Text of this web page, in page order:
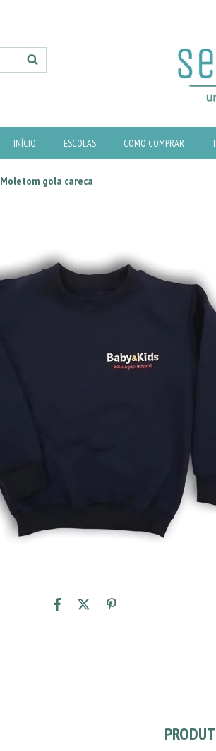
INÍCIO ESCOLAS COMO COMPRAR
Moletom gola careca